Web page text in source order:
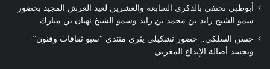
أبوظبي تحتفي بالذكرى السابعة والعشرين لعيد العرش المجيد بحضور
سمو الشيخ زايد بن محمد بن زايد وسمو الشيخ نهيان بن مبارك
حسن السلكي.. حضور تشكيلي يثري منتدى “سبو ثقافات وفنون”
ويجسد أصالة الإبداع المغربي